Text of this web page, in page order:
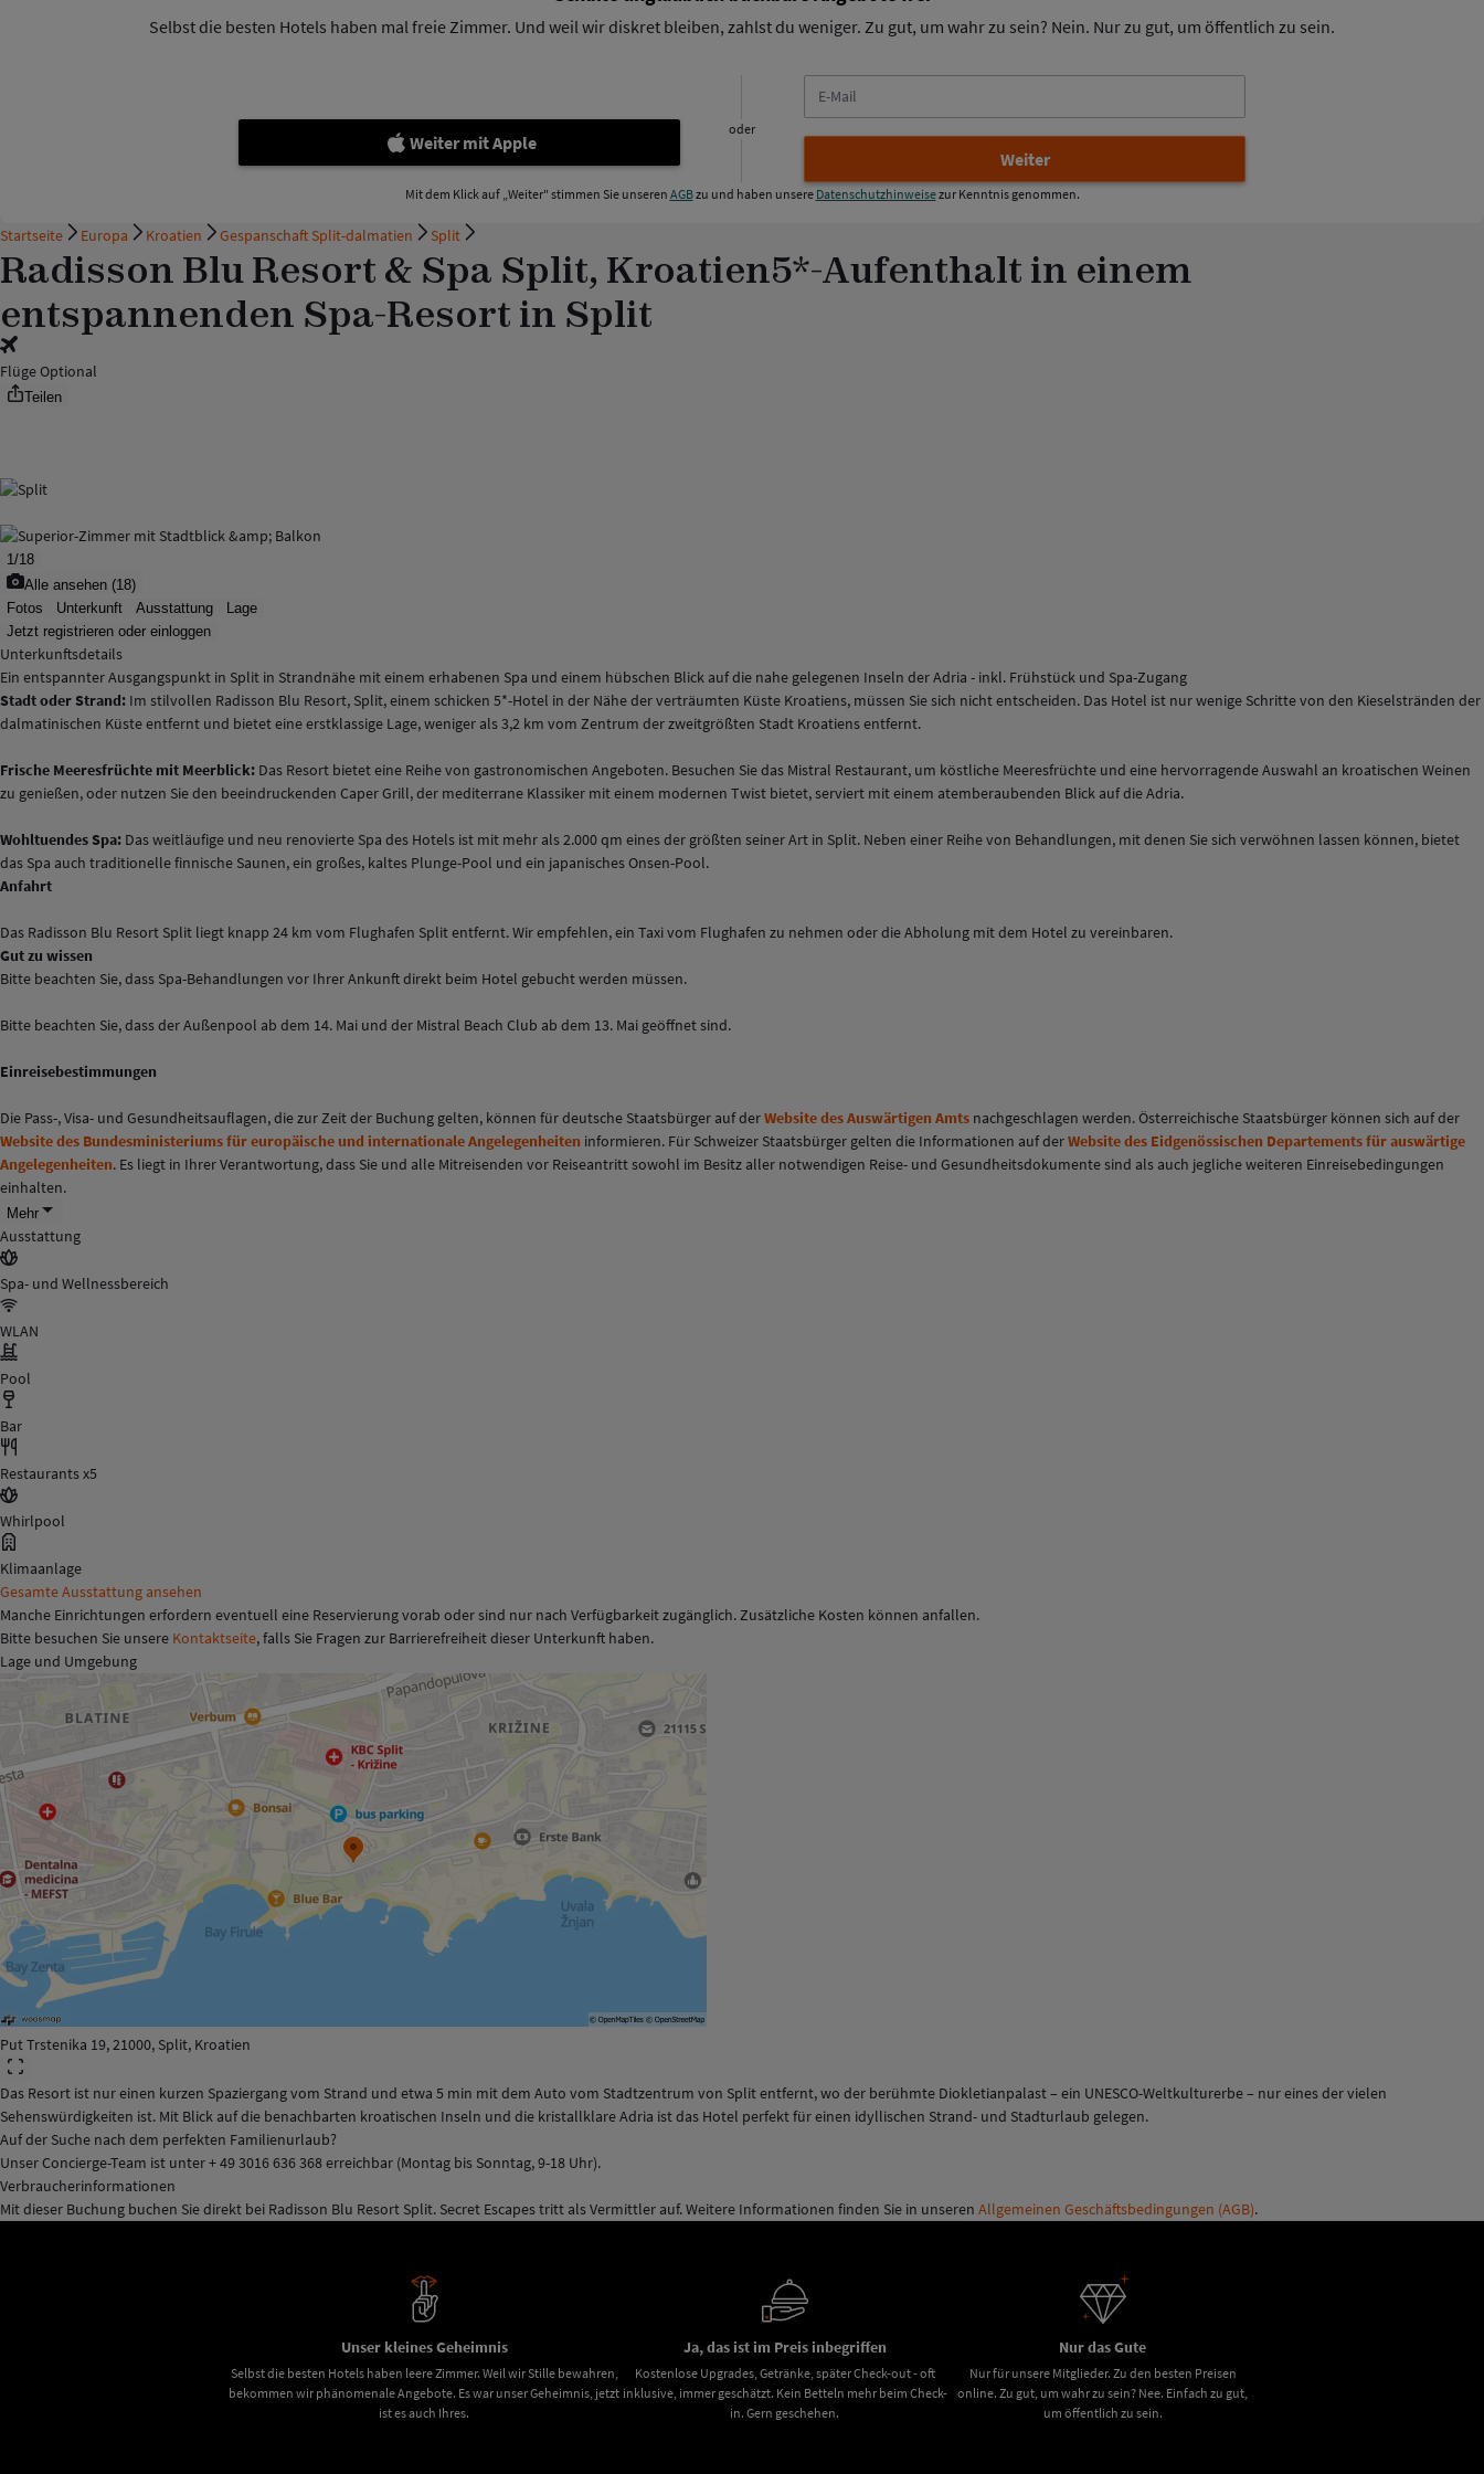
Selbst die besten Hotels haben mal freie Zimmer. Und weil wir diskret bleiben, zahlst du weniger. Zu gut, um wahr zu sein? Nein. Nur zu gut, um öffentlich zu sein.
Mail
oder
Weiter mit Apple
Mit dem Klick auf „Weiter" stimmen Sie unseren AGBzu und haben unsere Datenschutzhinweisezur Kenntnis genommen.
Startseite Europa Kroatien Gespanschaft Split-dalmatien Split
Radisson Blu Resort & Spa Split, Kroatien5*-Aufenthalt in einem
entspannenden Spa-Resort in Split
Flüge Optional
Teilen
1/18
Alle ansehen (18)
Fotos
Unterkunft Ausstattung
Lage
Jetzt registrieren oder einloggen
Unterkunftsdetails
Ein entspannter Ausgangspunkt in Split in Strandnähe mit einem erhabenen Spa und einem hübschen Blick auf die nahe gelegenen Inseln der Adria - inkl. Frühstück und Spa-Zugang
Stadt oder Strand: Im stilvollen Radisson Blu Resort, Split, einem schicken 5*-Hotel in der Nähe der verträumten Küste Kroatiens, müssen Sie sich nicht entscheiden. Das Hotel ist nur wenige Schritte von den Kieselstränden der
dalmatinischen Küste entfernt und bietet eine erstklassige Lage, weniger als 3,2 km vom Zentrum der zweitgrößten Stadt Kroatiens entfernt.
Frische Meeresfrüchte mit Meerblick: Das Resort bietet eine Reihe von gastronomischen Angeboten. Besuchen Sie das Mistral Restaurant, um köstliche Meeresfrüchte und eine hervorragende Auswahl an kroatischen Weinen
zu genießen, oder nutzen Sie den beeindruckenden Caper Grill, der mediterrane Klassiker mit einem modernen Twist bietet, serviert mit einem atemberaubenden Blick auf die Adria.
Wohltuendes Spa: Das weitläufige und neu renovierte Spa des Hotels ist mit mehr als 2.000 qm eines der größten seiner Art in Split. Neben einer Reihe von Behandlungen, mit denen Sie sich verwöhnen lassen können, bietet
das Spa auch traditionelle finnische Saunen, ein großes, kaltes Plunge-Pool und ein japanisches Onsen-Pool.
Anfahrt
Das Radisson Blu Resort Split liegt knapp 24 km vom Flughafen Split entfernt. Wir empfehlen, ein Taxi vom Flughafen zu nehmen oder die Abholung mit dem Hotel zu vereinbaren.
Gut zu wissen
Bitte beachten Sie, dass Spa-Behandlungen vor Ihrer Ankunft direkt beim Hotel gebucht werden müssen.
Bitte beachten Sie, dass der Außenpool ab dem 14. Mai und der Mistral Beach Club ab dem 13. Mai geöffnet sind.
Einreisebestimmungen
Die Pass-, Visa- und Gesundheitsauflagen, die zur Zeit der Buchung gelten, können für deutsche Staatsbürger auf derWebsite des Auswärtigen Amts nachgeschlagen werden. Österreichische Staatsbürger können sich auf der
Website des Bundesministeriums für europäische und internationale Angelegenheiten informieren. Für Schweizer Staatsbürger gelten die Informationen auf derWebsite des Eidgenössischen Departements für auswärtige
Angelegenheiten. Es liegt in Ihrer Verantwortung, dass Sie und alle Mitreisenden vor Reiseantritt sowohl im Besitz aller notwendigen Reise- und Gesundheitsdokumente sind als auch jegliche weiteren Einreisebedingungen
einhalten.
Mehr
Ausstattung
Spa- und Wellnessbereich
WLAN
Pool
Bar
Restaurants x5
Whirlpool
Klimaanlage
Gesamte Ausstattung ansehen
Manche Einrichtungen erfordern eventuell eine Reservierung vorab oder sind nur nach Verfügbarkeit zugänglich. Zusätzliche Kosten können anfallen.
Bitte besuchen Sie unsere Kontaktseite, falls Sie Fragen zur Barrierefreiheit dieser Unterkunft haben.
Lage und Umgebung
Put Trstenika 19, 21000, Split, Kroatien
Das Resort ist nur einen kurzen Spaziergang vom Strand und etwa 5 min mit dem Auto vom Stadtzentrum von Split entfernt, wo der berühmte Diokletianpalast – ein UNESCO-Weltkulturerbe – nur eines der vielen
Sehenswürdigkeiten ist. Mit Blick auf die benachbarten kroatischen Inseln und die kristallklare Adria ist das Hotel perfekt für einen idyllischen Strand- und Stadturlaub gelegen.
Auf der Suche nach dem perfekten Familienurlaub?
Unser Concierge-Team ist unter + 49 3016 636 368 erreichbar (Montag bis Sonntag, 9-18 Uhr).
Verbraucherinformationen
Mit dieser Buchung buchen Sie direkt bei Radisson Blu Resort Split. Secret Escapes tritt als Vermittler auf. Weitere Informationen finden Sie in unseren Allgemeinen Geschäftsbedingungen (AGB).
Unser kleines Geheimnis
Selbst die besten Hotels haben leere Zimmer. Weil wir Stille bewahren,
bekommen wir phänomenale Angebote. Es war unser Geheimnis, jetzt
ist es auch Ihres.
Ja, das ist im Preis inbegriffen
Kostenlose Upgrades, Getränke, später Check-out - oft
inklusive, immer geschätzt. Kein Betteln mehr beim Check-
in. Gern geschehen.
Nur das Gute
Nur für unsere Mitglieder. Zu den besten Preisen
online. Zu gut, um wahr zu sein? Nee. Einfach zu gut,
um öffentlich zu sein.